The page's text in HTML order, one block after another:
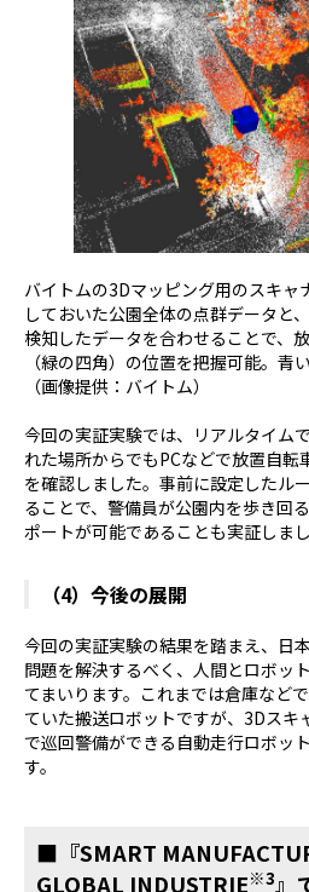
バイトムの3Dマッピング用のスキャ
しておいた公園全体の点群データと
検知したデータを合わせることで、
（緑の四角）の位置を把握可能。青
（画像提供：バイトム）
今回の実証実験では、リアルタイム
れた場所からでもPCなどで放置自転
を確認しました。事前に設定したル
ることで、警備員が公園内を歩き回
ポートが可能であることも実証しまし
（4）今後の展開
今回の実証実験の結果を踏まえ、日
問題を解決するべく、人間とロボッ
てまいります。これまでは倉庫など
ていた搬送ロボットですが、3Dスキ
で巡回警備ができる自動走行ロボッ
す。
■『SMART
GLOBAL INDUSTRIE※3』